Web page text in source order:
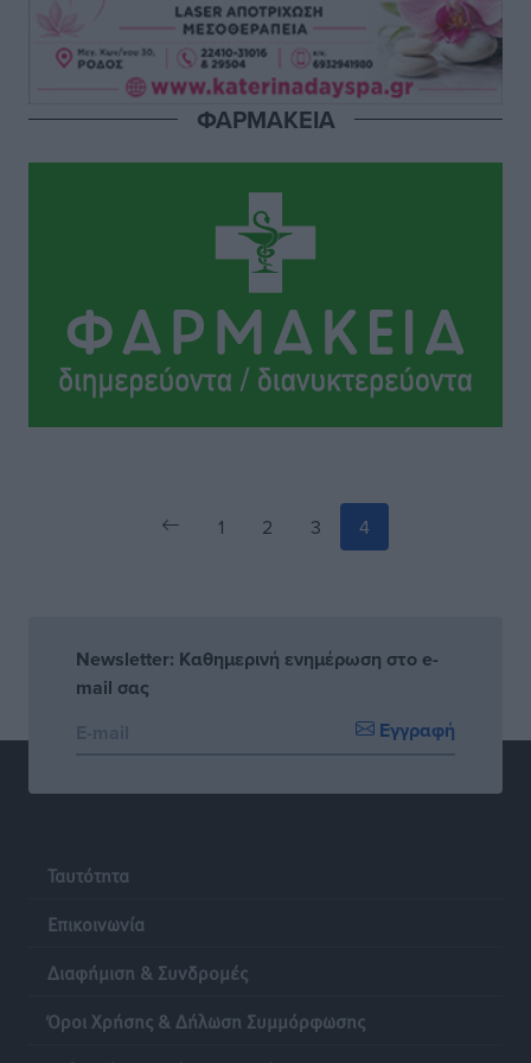
Σι Τζέι Χάρις: «Να πανηγυρίσουμε πολλές νίκες μαζί»
Αθλητικά πριν 8 ώρες
Ροδήλιος: Ο απολογισμός από το Πανελλήνιο
Πρωτάθλημα Πίστας
Αθλητικά• πριν 8 ώρες
ΦΑΡΜΑΚΕΙΑ
1 2 3 4
Newsletter: Καθημερινή ενημέρωση στο e-
mail σας
Εγγραφή
Ταυτότητα
Επικοινωνία
Διαφήμιση & Συνδρομές
Όροι Χρήσης & Δήλωση Συμμόρφωσης